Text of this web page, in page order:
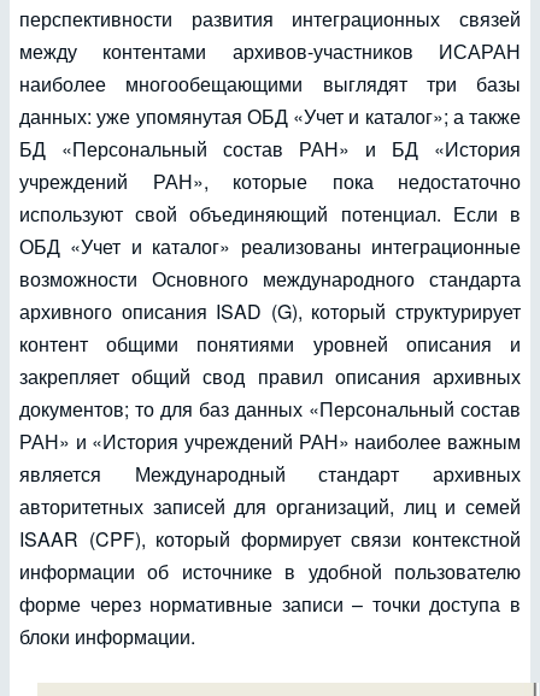
перспективности развития интеграционных связей
между контентами архивов-участников ИСАРАН
наиболее многообещающими выглядят три базы
данных: уже упомянутая ОБД «Учет и каталог»; а также
БД «Персональный состав РАН» и БД «История
учреждений РАН», которые пока недостаточно
используют свой объединяющий потенциал. Если в
ОБД «Учет и каталог» реализованы интеграционные
возможности Основного международного стандарта
архивного описания ISAD (G), который структурирует
контент общими понятиями уровней описания и
закрепляет общий свод правил описания архивных
документов; то для баз данных «Персональный состав
РАН» и «История учреждений РАН» наиболее важным
является Международный стандарт архивных
авторитетных записей для организаций, лиц и семей
ISAAR (CPF), который формирует связи контекстной
информации об источнике в удобной пользователю
форме через нормативные записи – точки доступа в
блоки информации.